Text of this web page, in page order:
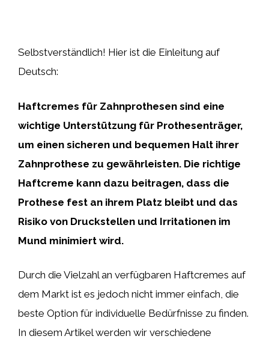
Selbstverständlich! Hier ist die Einleitung auf
Deutsch:
Haftcremes für Zahnprothesen sind eine
wichtige Unterstützung für Prothesenträger,
um einen sicheren und bequemen Halt ihrer
Zahnprothese zu gewährleisten. Die richtige
Haftcreme kann dazu beitragen, dass die
Prothese fest an ihrem Platz bleibt und das
Risiko von Druckstellen und Irritationen im
Mund minimiert wird.
Durch die Vielzahl an verfügbaren Haftcremes auf
dem Markt ist es jedoch nicht immer einfach, die
beste Option für individuelle Bedürfnisse zu finden.
In diesem Artikel werden wir verschiedene